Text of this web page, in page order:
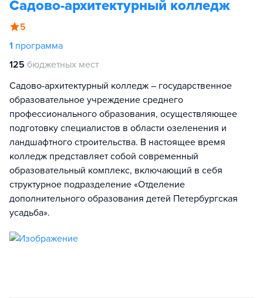
Садово-архитектурный колледж
5
1 программа
125 бюджетных мест
Садово-архитектурный колледж – государственное
образовательное учреждение среднего
профессионального образования, осуществляющее
подготовку специалистов в области озеленения и
ландшафтного строительства. В настоящее время
колледж представляет собой современный
образовательный комплекс, включающий в себя
структурное подразделение «Отделение
дополнительного образования детей Петербургская
усадьба».